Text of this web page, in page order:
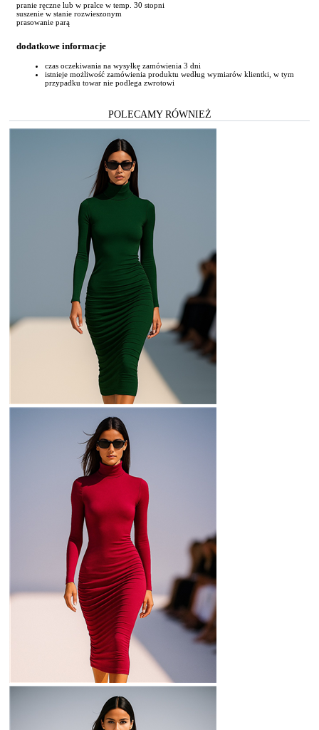
pranie ręczne lub w pralce w temp. 30 stopni
suszenie w stanie rozwieszonym
prasowanie parą
dodatkowe informacje
czas oczekiwania na wysyłkę zamówienia 3 dni
istnieje możliwość zamówienia produktu według wymiarów klientki, w tym
przypadku towar nie podlega zwrotowi
POLECAMY RÓWNIEŻ